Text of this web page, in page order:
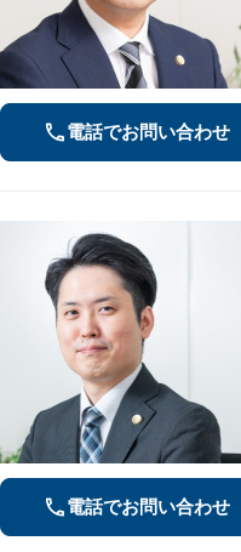
電話でお問い合わせ
電話でお問い合わせ